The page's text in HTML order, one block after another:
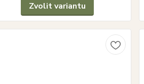
Zvolit variantu